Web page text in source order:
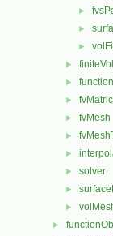
►
►
►
►
►
►
► fvMesh
►
►
► solver
►
►
►